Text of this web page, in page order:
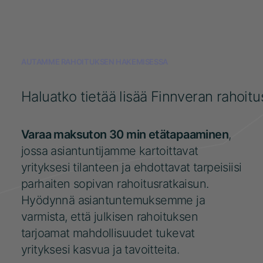
Haluatko tietää lisää Finnveran
Varaa maksuton 30 min etätapaaminen,
jossa asiantuntijamme kartoittavat
yrityksesi tilanteen ja ehdottavat tarpeisiisi
parhaiten sopivan rahoitusratkaisun.
Hyödynnä asiantuntemuksemme ja
varmista, että julkisen rahoituksen
tarjoamat mahdollisuudet tukevat
yrityksesi kasvua ja tavoitteita.